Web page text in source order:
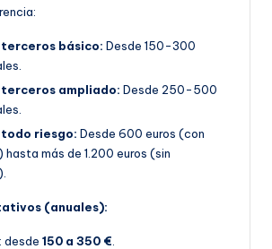
terceros básico: Desde 150-300
terceros ampliado: Desde 250-500
todo riesgo: Desde 600 euros (con
hasta más de 1.200 euros (sin
(anuales):
: desde 150 a 350 €